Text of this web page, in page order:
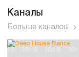
Каналы
Больше каналов